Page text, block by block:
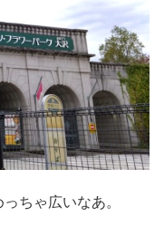
ちゃ広いなあ。